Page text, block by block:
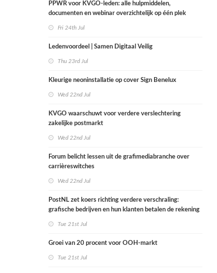
PPWR voor KVGO-leden: alle hulpmiddelen,
documenten en webinar overzichtelijk op één plek
Fri 24th Jul
Ledenvoordeel | Samen Digitaal Veilig
Thu 23rd Jul
Kleurige neoninstallatie op cover Sign Benelux
Wed 22nd Jul
KVGO waarschuwt voor verdere verslechtering
zakelijke postmarkt
Wed 22nd Jul
Forum belicht lessen uit de grafimediabranche over
carrièreswitches
Wed 22nd Jul
PostNL zet koers richting verdere verschraling:
grafische bedrijven en hun klanten betalen de rekening
Tue 21st Jul
Groei van 20 procent voor OOH-markt
Tue 21st Jul